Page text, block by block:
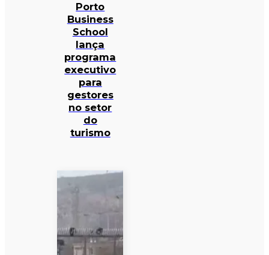
Porto
Business
School
lança
programa
executivo
para
gestores
no setor
do
turismo